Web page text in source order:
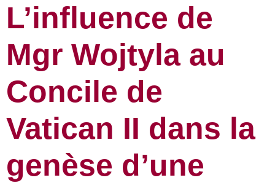
L’influence de
Mgr Wojtyla au
Concile de
Vatican II dans la
genèse d’une